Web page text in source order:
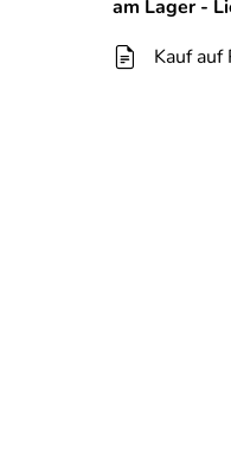
am Lager -
Kauf auf